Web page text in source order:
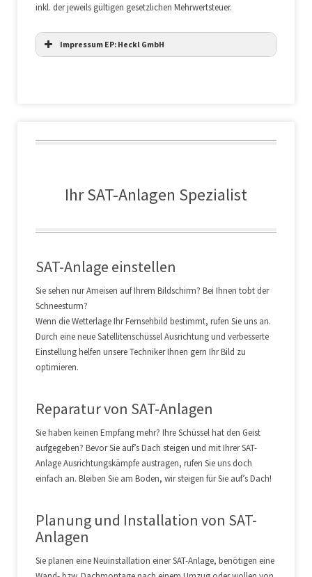
inkl. der jeweils gültigen gesetzlichen Mehrwertsteuer.
Impressum EP: Heckl GmbH
Ihr SAT-Anlagen Spezialist
SAT-Anlage einstellen
Sie sehen nur Ameisen auf Ihrem Bildschirm? Bei Ihnen tobt der
Schneesturm?
Wenn die Wetterlage Ihr Fernsehbild bestimmt, rufen Sie uns an.
Durch eine neue Satellitenschüssel Ausrichtung und verbesserte
Einstellung helfen unsere Techniker Ihnen gern Ihr Bild zu
optimieren.
Reparatur von SAT-Anlagen
Sie haben keinen Empfang mehr? Ihre Schüssel hat den Geist
aufgegeben? Bevor Sie auf’s Dach steigen und mit Ihrer SAT-
Anlage Ausrichtungskämpfe austragen, rufen Sie uns doch
einfach an. Bleiben Sie am Boden, wir steigen für Sie auf’s Dach!
Planung und Installation von SAT-
Anlagen
Sie planen eine Neuinstallation einer SAT-Anlage, benötigen eine